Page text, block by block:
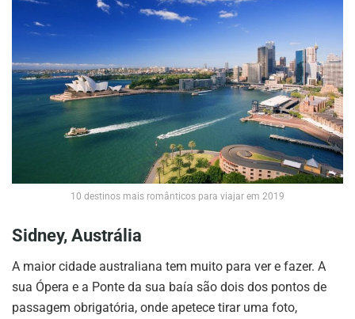
10 destinos mais românticos para viajar em 2019
Sidney, Austrália
A maior cidade australiana tem muito para ver e fazer. A
sua Ópera e a Ponte da sua baía são dois dos pontos de
passagem obrigatória, onde apetece tirar uma foto,